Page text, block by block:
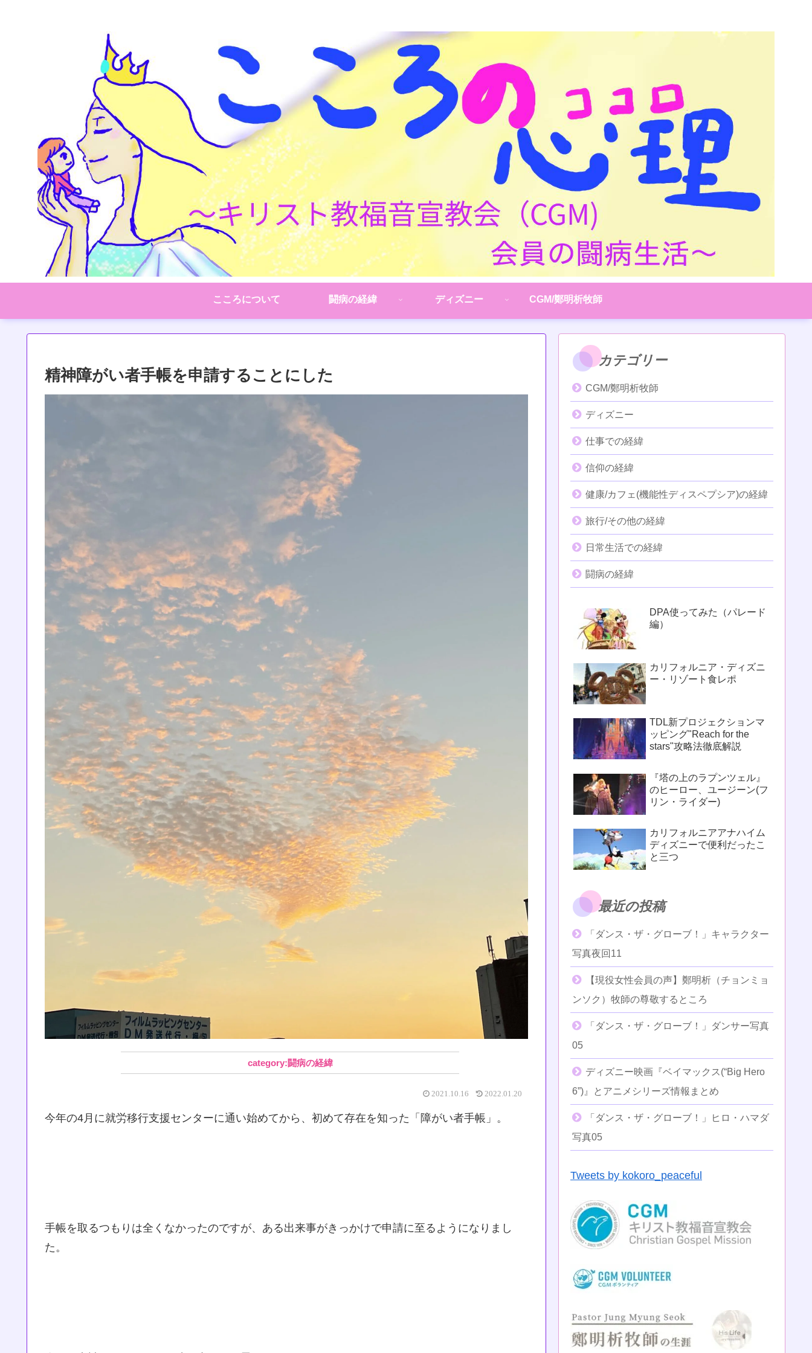
こころについて 闘病の経緯 ディズニー CGM/鄭明析牧師
精神障がい者手帳を申請することにした
闘病の経緯
2021.10.16 2022.01.20
今年の4月に就労移行支援センターに通い始めてから、初めて存在を知った「障がい者手帳」。
手帳を取るつもりは全くなかったのですが、ある出来事がきっかけで申請に至るようになりまし
た。
カテゴリー
CGM/鄭明析牧師
ディズニー
仕事での経緯
信仰の経緯
健康/カフェ(機能性ディスペプシア)の経緯
旅行/その他の経緯
日常生活での経緯
闘病の経緯
DPA使ってみた（パレード
編）
カリフォルニア・ディズニ
ー・リゾート食レポ
TDL新プロジェクションマ
ッピング"Reach for the
stars"攻略法徹底解説
『塔の上のラプンツェル』
のヒーロー、ユージーン(フ
リン・ライダー)
カリフォルニアアナハイム
ディズニーで便利だったこ
と三つ
最近の投稿
「ダンス・ザ・グローブ！」キャラクター
写真夜回11
【現役女性会員の声】鄭明析（チョンミョ
ンソク）牧師の尊敬するところ
「ダンス・ザ・グローブ！」ダンサー写真
05
ディズニー映画『ベイマックス(“Big Hero
6”)』とアニメシリーズ情報まとめ
「ダンス・ザ・グローブ！」ヒロ・ハマダ
写真05
Tweets by kokoro_peaceful